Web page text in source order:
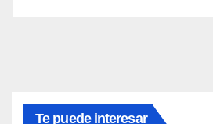
Te puede interesar